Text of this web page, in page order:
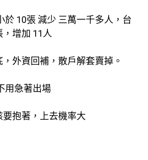
於 10張 減少 三萬一千多人，台
增加 11人
外資回補，散戶解套賣掉。
用急著出場
抱著，上去機率大